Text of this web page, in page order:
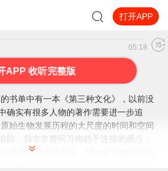
打开APP
05:18
APP 收听完整版
书单中有一本《第三种文化》，以前没
确实有很多人物的著作需要进一步追
始生物发展历程的大尺度的时间和空间
踪，我非常赞同万物趋于连接的观点，
本书，非常棒的书，没有看过她的其他